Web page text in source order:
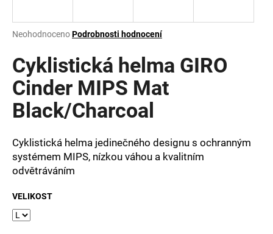
Průměrné
produktu
je
0,0
z
5
hvězdiček.
NeohodnocenoPodrobnosti hodnocení
Cyklistická helma GIRO
Cinder MIPS Mat
Black/Charcoal
Cyklistická helma jedinečného designu s ochranným
systémem MIPS, nízkou váhou a kvalitním
odvětráváním
VELIKOST
j
t
?
HLEDAT
D
o
p